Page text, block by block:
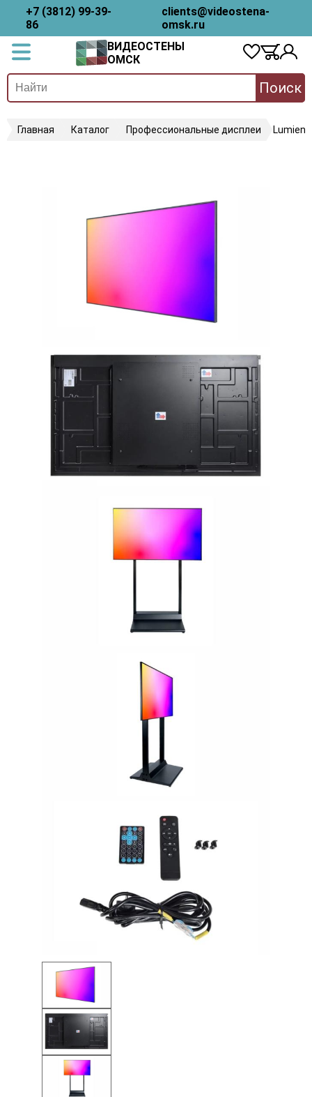
+7 (3812) 99-39-
86
clients@videostena-
omsk.ru
ВИДЕОСТЕНЫ
ОМСК
Поиск
Главная Каталог Профессиональные дисплеи Lumien